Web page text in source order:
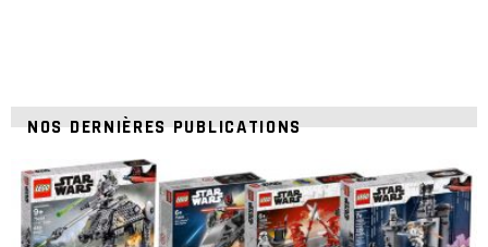
NOS DERNIÈRES PUBLICATIONS